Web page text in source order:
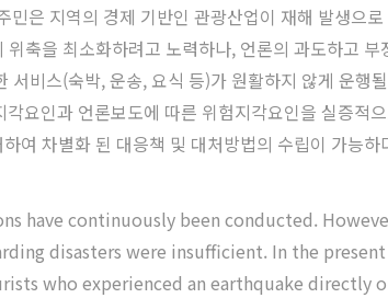
은 지역의 경제 기반인 관광산업이 재해 발생으
축을 최소화하려고 노력하나, 언론의 과도하고
비스(숙박, 운송, 요식 등)가 원활하지 않게 운행
요인과 언론보도에 따른 위험지각요인을 실증적
여 차별화 된 대응책 및 대처방법의 수립이 가능하
have continuously been conducted.
disasters were insufficient. In the
who experienced an earthquake